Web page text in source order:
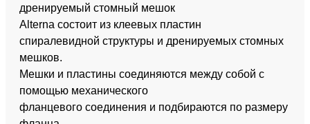
дренируемый стомный мешок
Alterna состоит из клеевых пластин
спиралевидной структуры и дренируемых стомных
мешков.
Мешки и пластины соединяются между собой с
помощью механического
фланцевого соединения и подбираются по размеру